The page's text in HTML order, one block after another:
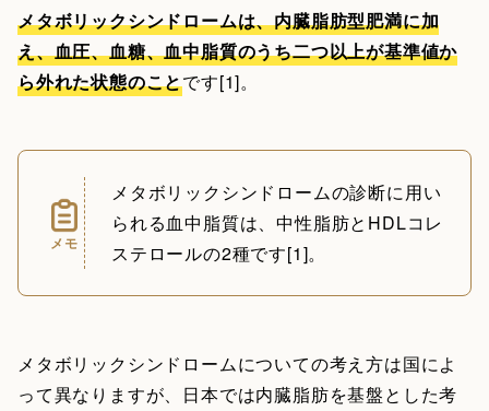
メタボリックシンドロームは、内臓脂肪型肥満に加
え、血圧、血糖、血中脂質のうち二つ以上が基準値か
ら外れた状態のことです[1]。
メモ
メタボリックシンドロームの診断に用い
られる血中脂質は、中性脂肪とHDLコレ
ステロールの2種です[1]。
メタボリックシンドロームについての考え方は国によ
って異なりますが、日本では内臓脂肪を基盤とした考